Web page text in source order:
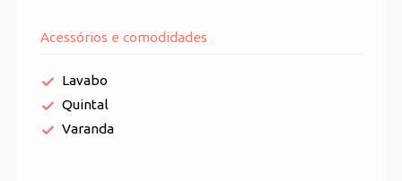
Acessórios e comodidades
Lavabo
Quintal
Varanda